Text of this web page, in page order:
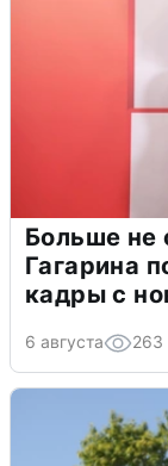
Больше не
Гагарина
кадры с
6 августа 263